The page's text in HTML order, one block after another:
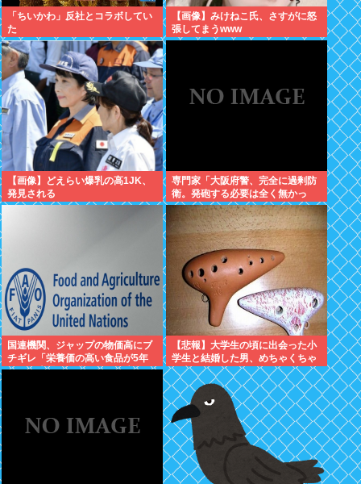
「ちいかわ」反社とコラボしてい
た
【画像】みけねこ氏、さすがに怒
張してまうwww
【画像】どえらい爆乳の高1JK、
発見される
専門家「大阪府警、完全に過剰防
衛。発砲する必要は全く無かっ
た」
国連機関、ジャップの物価高にブ
チギレ「栄養価の高い食品が5年
で25%上昇。再貧困層が健康的な
【悲報】大学生の頃に出会った小
学生と結婚した男、めちゃくちゃ
炎上してしまうwww